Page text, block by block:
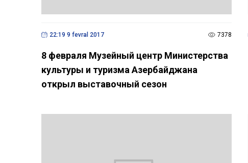
22:19 9 fevral 2017 7378
8 февраля Музейный центр Министерства
культуры и туризма Азербайджана
открыл выставочный сезон